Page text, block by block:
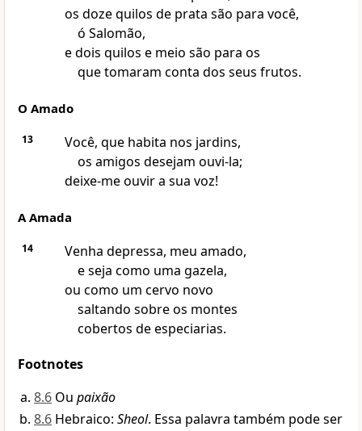
os doze quilos de prata são para você,
ó Salomão,
e dois quilos e meio são para os
que tomaram conta dos seus frutos.
O Amado
13
Você, que habita nos jardins,
os amigos desejam ouvi-la;
deixe-me ouvir a sua voz!
A Amada
14
Venha depressa, meu amado,
e seja como uma gazela,
ou como um cervo novo
saltando sobre os montes
cobertos de especiarias.
Footnotes
8.6 Ou paixão
8.6 Hebraico: Sheol. Essa palavra também pode ser